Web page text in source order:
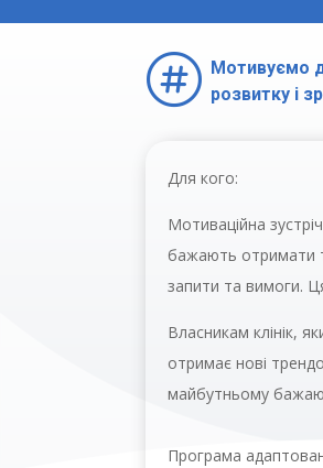
 Мотивуємо
розвитку і
Для кого:
Мотиваційна
бажають отримати
запити та вимоги.
Власникам клінік,
отримає нові
майбутньому
Програма